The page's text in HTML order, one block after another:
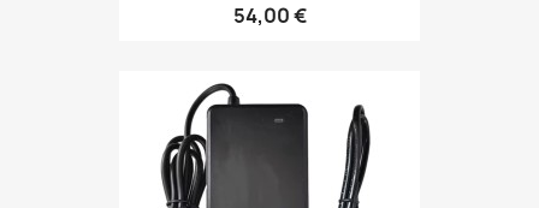
54,00 €